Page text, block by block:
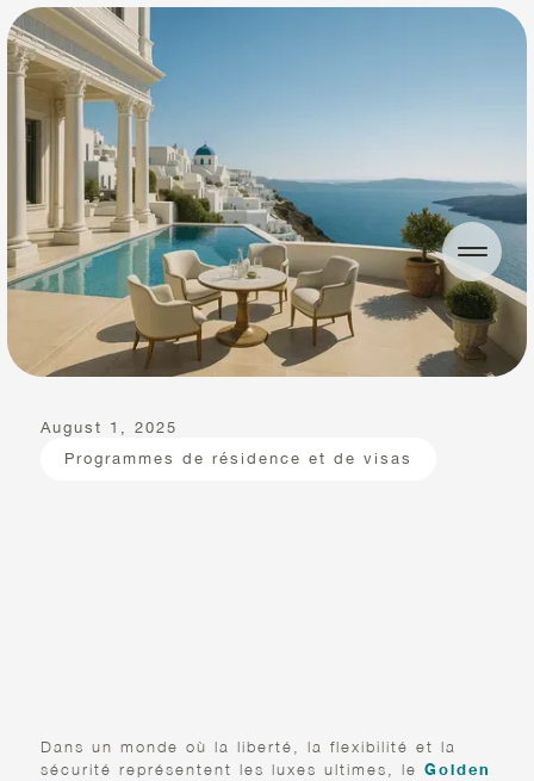
August 1, 2025
Programmes de résidence et de visas
Dans un monde où la liberté, la flexibilité et la
sécurité représentent les luxes ultimes, le Golden